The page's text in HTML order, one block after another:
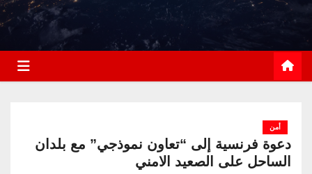
أمن
دعوة فرنسية إلى “تعاون نموذجي” مع بلدان
الساحل على الصعيد الامني